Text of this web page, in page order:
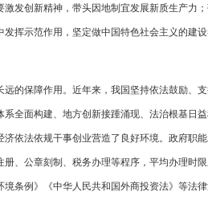
发创新精神，带头因地制宜发展新质生产力
挥示范作用，坚定做中国特色社会主义的建
远的保障作用。近年来，我国坚持依法鼓励、
全面构建、地方创新接踵涌现、法治根基日
依法依规干事创业营造了良好环境。政府职
、公章刻制、税务办理等程序，平均办理时
条例》《中华人民共和国外商投资法》等法